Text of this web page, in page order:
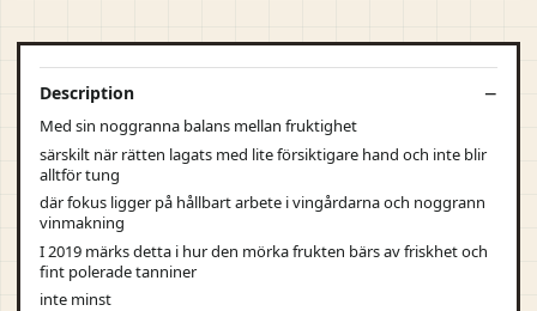
Description
Med sin noggranna balans mellan fruktighet
särskilt när rätten lagats med lite försiktigare hand och inte blir
alltför tung
där fokus ligger på hållbart arbete i vingårdarna och noggrann
vinmakning
I 2019 märks detta i hur den mörka frukten bärs av friskhet och
fint polerade tanniner
inte minst